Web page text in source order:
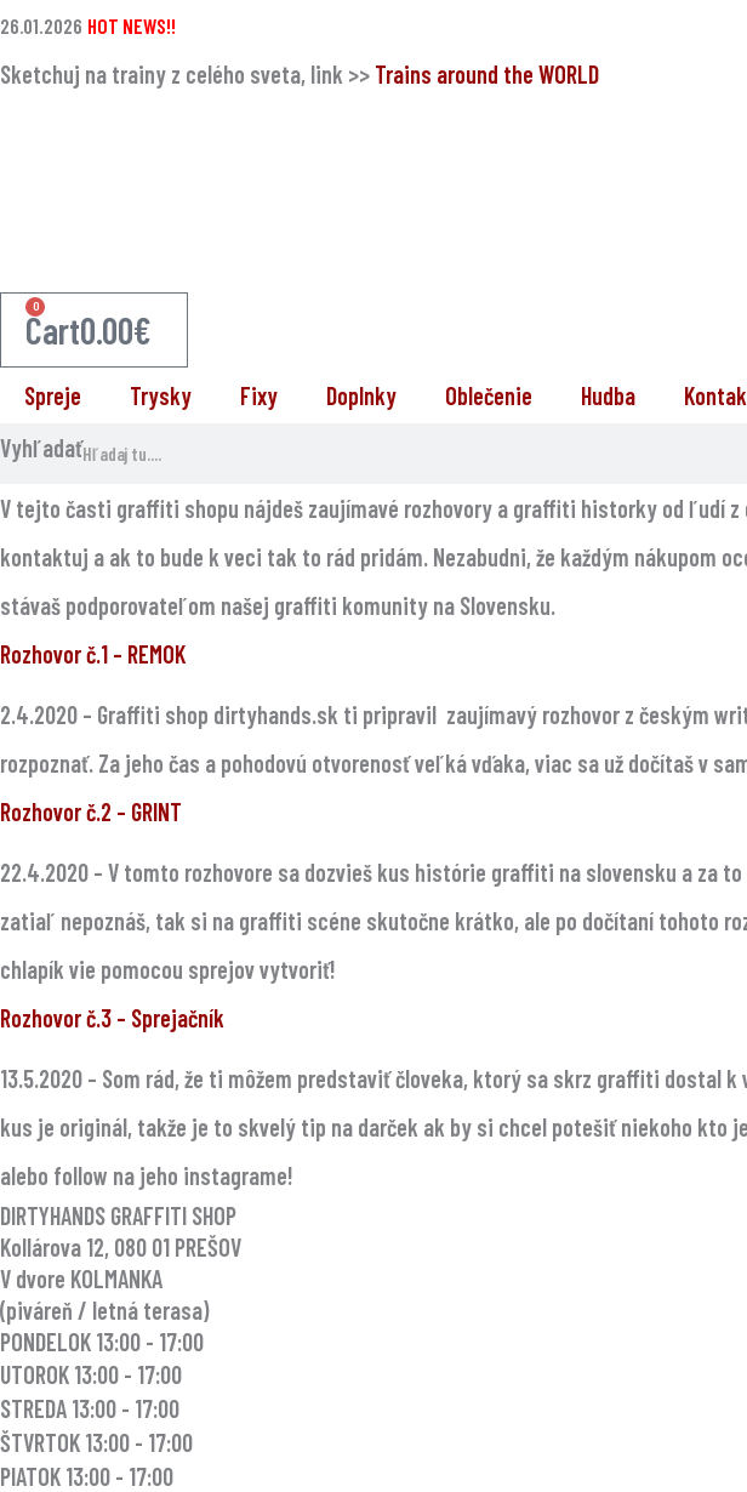
Preskočiť
na
26.01.2026 HOT NEWS!!
Sketchuj na trainy z celého sveta, link >> Trains around the WORLD
0.00€
0
Cart
Spreje Trysky Fixy Doplnky Oblečenie Hudba
Vyhľadať
V tejto časti graffiti shopu nájdeš zaujímavé rozhovory a graffiti historky od ľudí
kontaktuj a ak to bude k veci tak to rád pridám. Nezabudni, že každým nákupom
stávaš podporovateľom našej graffiti komunity na Slovensku.
Rozhovor č.1 – REMOK
2.4.2020 – Graffiti shop dirtyhands.sk ti pripravil zaujímavý rozhovor z českým
rozpoznať. Za jeho čas a pohodovú otvorenosť veľká vďaka, viac sa už dočítaš v
Rozhovor č.2 – GRINT
22.4.2020 – V tomto rozhovore sa dozvieš kus histórie graffiti na slovensku a za
zatiaľ nepoznáš, tak si na graffiti scéne skutočne krátko, ale po dočítaní tohoto
chlapík vie pomocou sprejov vytvoriť!
Rozhovor č.3 – Sprejačník
13.5.2020 – Som rád, že ti môžem predstaviť človeka, ktorý sa skrz graffiti dostal
kus je originál, takže je to skvelý tip na darček ak by si chcel potešiť niekoho kto
alebo follow na jeho instagrame!
DIRTYHANDS GRAFFITI SHOP
Kollárova 12, 080 01 PREŠOV
V dvore KOLMANKA
(piváreň / letná terasa)
PONDELOK 13:00 - 17:00
UTOROK 13:00 - 17:00
STREDA 13:00 - 17:00
ŠTVRTOK 13:00 - 17:00
PIATOK 13:00 - 17:00